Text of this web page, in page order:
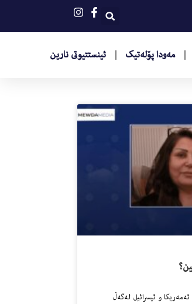
مەودا پۆلەتیک ئینستتیوتى نارین
و ئیسرائیل لەگەڵ